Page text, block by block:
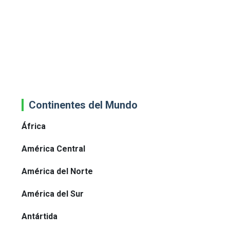
Continentes del Mundo
África
América Central
América del Norte
América del Sur
Antártida